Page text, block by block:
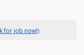
for job now!)